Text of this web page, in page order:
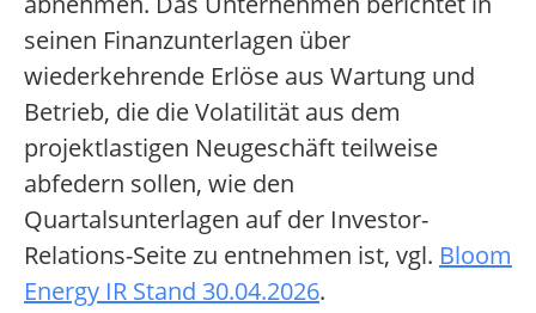
seinen Finanzunterlagen über
wiederkehrende Erlöse aus Wartung und
Betrieb, die die Volatilität aus dem
projektlastigen Neugeschäft teilweise
abfedern sollen, wie den
Quartalsunterlagen auf der Investor-
Relations-Seite zu entnehmen ist, vgl. Bloom
Energy IR Stand 30.04.2026.